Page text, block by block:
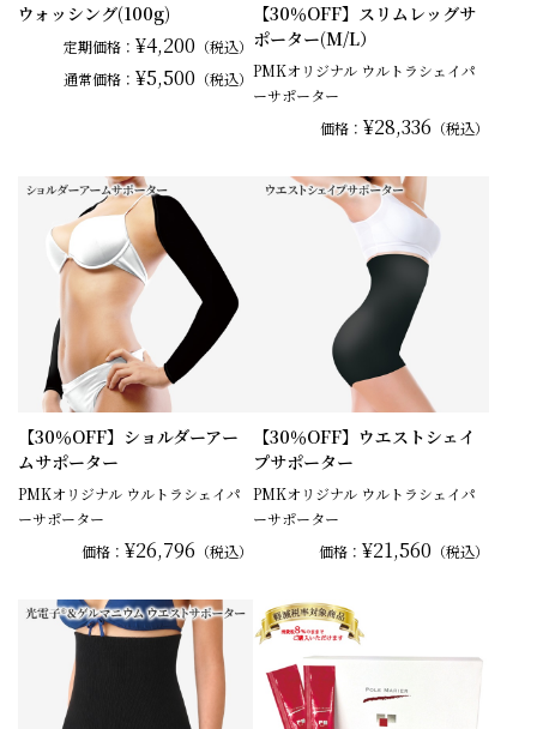
ウォッシング(100g)
定期価格：¥4,200 （税込）
通常価格：¥5,500 （税込）
【30％OFF】スリムレッグサ
ポーター(M/L）
PMKオリジナル ウルトラシェイパ
ーサポーター
価格： ¥28,336 （税込）
【30％OFF】ショルダーアー
ムサポーター
PMKオリジナル ウルトラシェイパ
ーサポーター
価格：¥26,796 （税込）
【30％OFF】ウエストシェイ
プサポーター
PMKオリジナル ウルトラシェイパ
ーサポーター
価格： ¥21,560 （税込）